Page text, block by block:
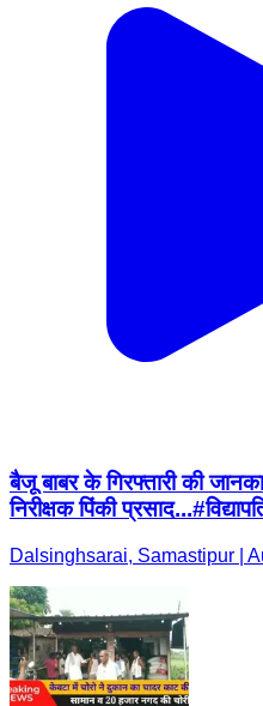
बैजू बाबर के गिरफ्तारी की
निरीक्षक पिंकी
Dalsinghsarai, Samastipur |